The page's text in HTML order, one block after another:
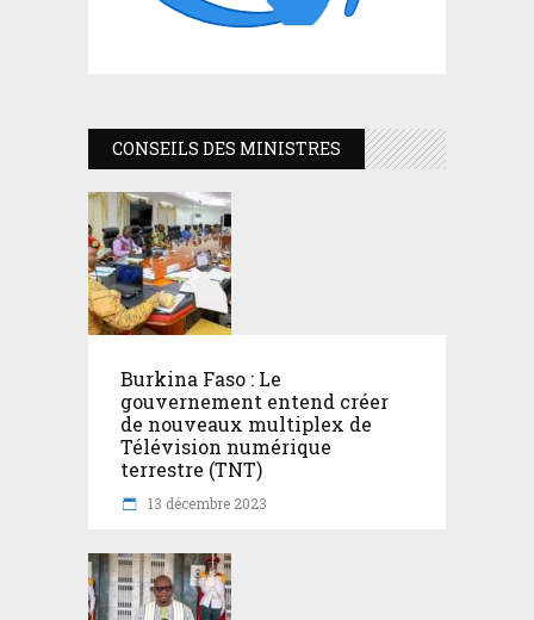
CONSEILS DES MINISTRES
Burkina Faso : Le
gouvernement entend créer
de nouveaux multiplex de
Télévision numérique
terrestre (TNT)
13 décembre 2023